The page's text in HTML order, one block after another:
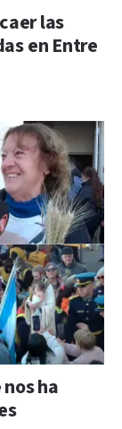
las
en Entre
ha